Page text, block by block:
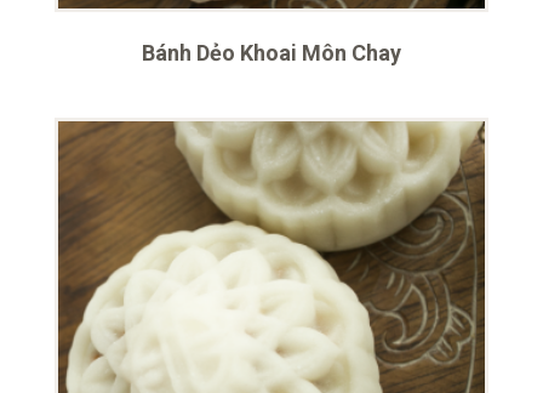
Bánh Dẻo Khoai Môn Chay